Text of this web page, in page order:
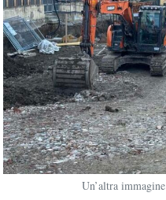
Un’altra